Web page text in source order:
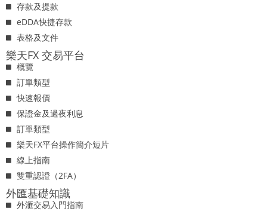
存款及提款
eDDA快捷存款
表格及文件
樂天FX 交易平台
概覽
訂單類型
快速報價
保證金及過夜利息
訂單類型
樂天FX平台操作簡介短片
線上指南
雙重認證（2FA）
外匯基礎知識
外滙交易入門指南